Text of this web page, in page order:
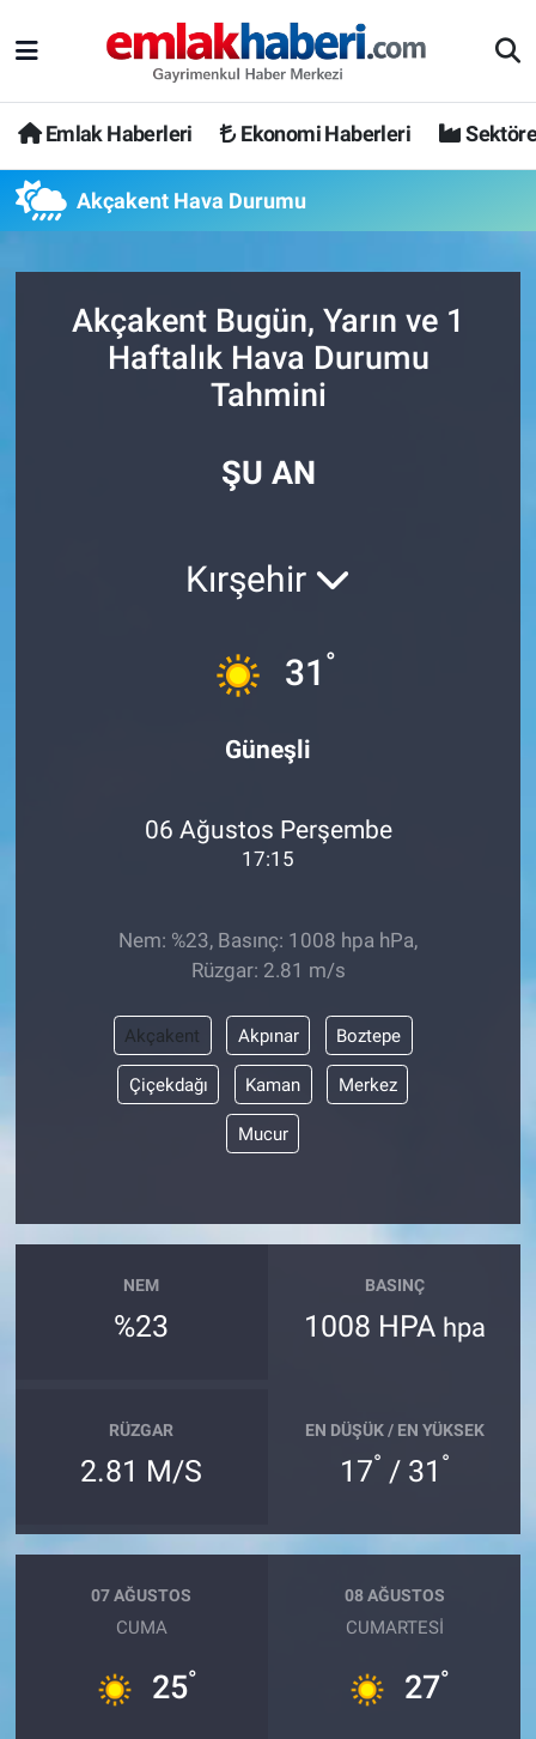
Emlak Haberleri Ekonomi Haberleri
Akçakent Hava Durumu
Akçakent Bugün, Yarın ve 1
Haftalık Hava Durumu
Tahmini
ŞU AN
Kırşehir
31 °
Güneşli
06 Ağustos Perşembe
17:15
Nem: %23, Basınç: 1008 hpa hPa,
Rüzgar: 2.81 m/s
Akçakent Akpınar Boztepe
Çiçekdağı Kaman Merkez
Mucur
NEM
%23
BASINÇ
1008 HPA hpa
RÜZGAR
2.81 M/S
EN DÜŞÜK / EN YÜKSEK
17° / 31 °
07 AĞUSTOS
CUMA
25°
08 AĞUSTOS
CUMARTESI
27°